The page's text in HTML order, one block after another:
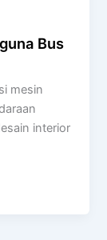
Bus
mesin
interior